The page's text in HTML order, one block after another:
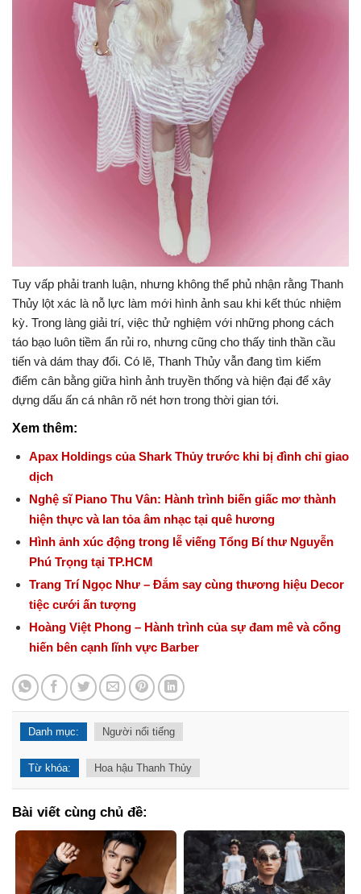
Tuy vấp phải tranh luận, nhưng không thể phủ nhận rằng Thanh
Thủy lột xác là nỗ lực làm mới hình ảnh sau khi kết thúc nhiệm
kỳ. Trong làng giải trí, việc thử nghiệm với những phong cách
táo bạo luôn tiềm ẩn rủi ro, nhưng cũng cho thấy tinh thần cầu
tiến và dám thay đổi. Có lẽ, Thanh Thủy vẫn đang tìm kiếm
điểm cân bằng giữa hình ảnh truyền thống và hiện đại để xây
dựng dấu ấn cá nhân rõ nét hơn trong thời gian tới.
Xem thêm:
Apax Holdings của Shark Thủy trước khi bị đình chỉ giao
dịch
Nghệ sĩ Piano Thu Vân: Hành trình biến giấc mơ thành
hiện thực và lan tỏa âm nhạc tại quê hương
Hình ảnh xúc động trong lễ viếng Tổng Bí thư Nguyễn
Phú Trọng tại TP.HCM
Trang Trí Ngọc Như – Đắm say cùng thương hiệu Decor
tiệc cưới ấn tượng
Hoàng Việt Phong – Hành trình của sự đam mê và cống
hiến bên cạnh lĩnh vực Barber
Danh mục: Người nổi tiếng
Từ khóa: Hoa hậu Thanh Thủy
Bài viết cùng chủ đề: